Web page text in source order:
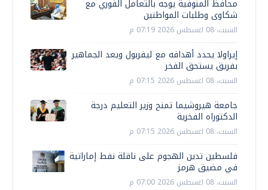
محافظ المنوفية يوجه بالتعامل الفوري مع
شكاوى وطلبات المواطنين
السبت، 08 اغسطس 2026 07:19 م
إيراولا يحدد أهدافه مع ليفربول ويعد الجماهير
بفريق يستحق الفخر
السبت، 08 اغسطس 2026 07:15 م
جامعة هيروشيما تمنح وزير التعليم درجة
الدكتوراه الفخرية
السبت، 08 اغسطس 2026 07:15 م
فلسطين تدين الهجوم على ناقلة نفط إماراتية
في مضيق هرمز
السبت، 08 اغسطس 2026 07:00 م